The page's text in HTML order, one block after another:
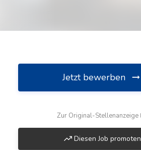
Jetzt bewerben
Zur Original-Stellenanzeige
Diesen Job promoten